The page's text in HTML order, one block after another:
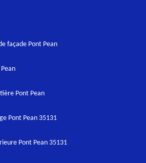
façade Pont Pean
Pont Pean
Pont Pean 35131
Pont Pean 35131